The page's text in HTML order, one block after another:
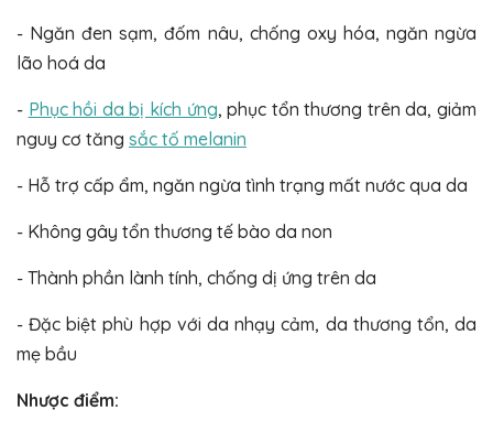
- Ngăn đen sạm, đốm nâu, chống oxy hóa, ngăn ngừa
lão hoá da
- Phục hồi da bị kích ứng, phục tổn thương trên da, giảm
nguy cơ tăng sắc tố melanin
- Hỗ trợ cấp ẩm, ngăn ngừa tình trạng mất nước qua da
- Không gây tổn thương tế bào da non
- Thành phần lành tính, chống dị ứng trên da
- Đặc biệt phù hợp với da nhạy cảm, da thương tổn, da
mẹ bầu
Nhược điểm: